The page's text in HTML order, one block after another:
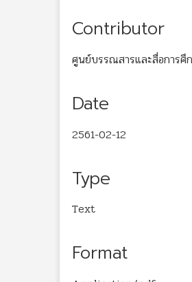
Contributor
ศูนย์บรรณสารและสื่อการศึ
Date
2561-02-12
Type
Text
Format